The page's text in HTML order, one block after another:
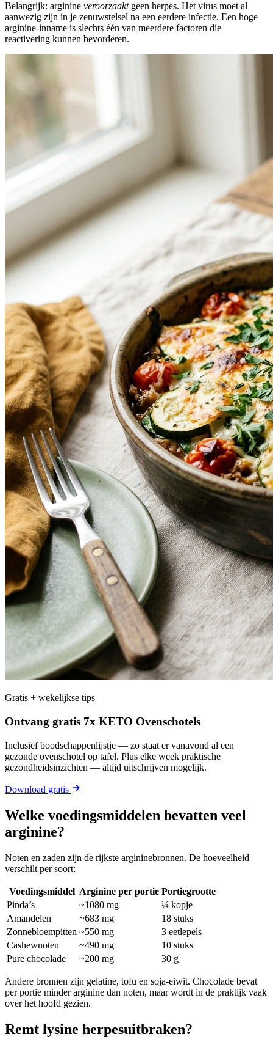
Belangrijk: arginine veroorzaaktgeen herpes. Het virus moet al
aanwezig zijn in je zenuwstelsel na een eerdere infectie. Een hoge
arginine-inname is slechts één van meerdere factoren die
reactivering kunnen bevorderen.
Gratis + wekelijkse tips
Ontvang gratis 7x KETO Ovenschotels
Inclusief boodschappenlijstje — zo staat er vanavond al een
gezonde ovenschotel op tafel. Plus elke week praktische
gezondheidsinzichten — altijd uitschrijven mogelijk.
Download gratis
Welke voedingsmiddelen bevatten veel
arginine?
Noten en zaden zijn de rijkste argininebronnen. De hoeveelheid
verschilt per soort:
Voedingsmiddel Arginine per portie Portiegrootte
Pinda’s
~1080 mg
¼ kopje
Amandelen
~683 mg
18 stuks
Zonnebloempitten ~550 mg
3 eetlepels
Cashewnoten
~490 mg
10 stuks
Pure chocolade
~200 mg 30 g
Andere bronnen zijn gelatine, tofu en soja-eiwit. Chocolade bevat
per portie minder arginine dan noten, maar wordt in de praktijk vaak
over het hoofd gezien.
Remt lysine herpesuitbraken?